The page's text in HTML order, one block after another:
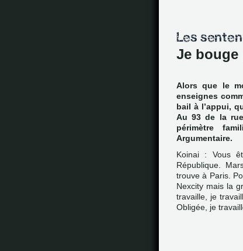
Je bouge
Alors que le
enseignes
bail à l’appui,
Au 93 de la
périmètre
Argumentaire.
Koinai : Vous
République.
trouve à Paris.
Nexcity mais la
travaille, je
Obligée, je